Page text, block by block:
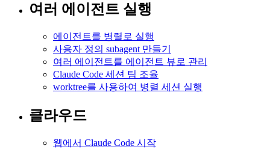
여러 에이전트 실행
에이전트를 병렬로 실행
사용자 정의 subagent 만들기
여러 에이전트를 에이전트 뷰로 관리
Claude Code 세션 팀 조율
worktree를 사용하여 병렬 세션 실행
클라우드
웹에서 Claude Code 시작